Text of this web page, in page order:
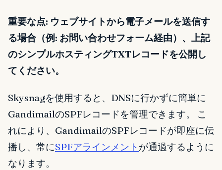
重要な点: ウェブサイトから電子メールを送信す
る場合（例: お問い合わせフォーム経由）、上記
のシンプルホスティングTXTレコードを公開し
てください。
Skysnagを使用すると、DNSに行かずに簡単に
GandimailのSPFレコードを管理できます。 こ
れにより、GandimailのSPFレコードが即座に伝
播し、常にSPFアラインメント が通過するように
なります。